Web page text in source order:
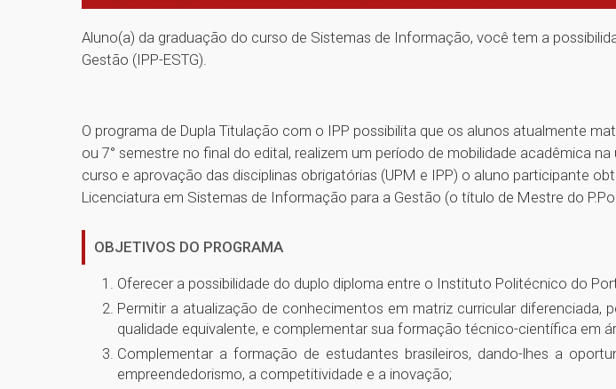
Aluno(a) da graduação do curso de Sistemas de Informação, você tem a
Gestão (IPP-ESTG).
O programa de Dupla Titulação com o IPP possibilita que os alunos atualmente
ou 7° semestre no final do edital, realizem um período de mobilidade acadêmica
curso e aprovação das disciplinas obrigatórias (UPM e IPP) o aluno participante
Licenciatura em Sistemas de Informação para a Gestão (o título de Mestre do
OBJETIVOS DO PROGRAMA
Oferecer a possibilidade do duplo diploma entre o Instituto Politécnico do
Permitir a atualização de conhecimentos em matriz curricular
qualidade equivalente, e complementar sua formação técnico-científica em
Complementar a formação de estudantes brasileiros, dando-lhes a
empreendedorismo, a competitividade e a inovação;